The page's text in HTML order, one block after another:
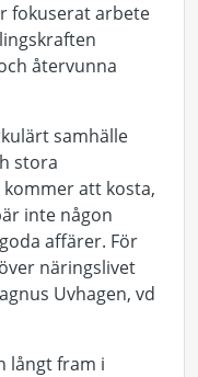
fokuserat arbete
återvunna
samhälle
stora
att kosta,
inte någon
affärer. För
näringslivet
Uvhagen, vd
långt fram i